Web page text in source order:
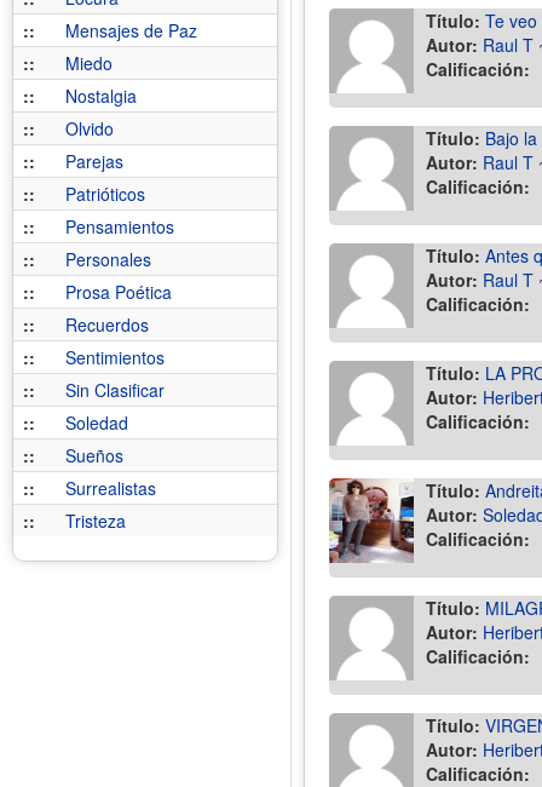
::
Mensajes de Paz
::
Miedo
::
Nostalgia
::
Olvido
::
Parejas
::
Patrióticos
::
Pensamientos
::
Personales
::
Prosa Poética
::
Recuerdos
::
Sentimientos
::
Sin Clasificar
::
Soledad
::
Sueños
::
Surrealistas
::
Tristeza
Título: Te
Autor: Raul T
Calificación:
Título: Bajo
Autor: Raul T
Calificación:
Título: Antes
Autor: Raul T
Calificación:
Título: LA
Autor:
Calificación:
Título:
Autor:
Calificación:
Título:
Autor:
Calificación:
Título:
Autor:
Calificación: